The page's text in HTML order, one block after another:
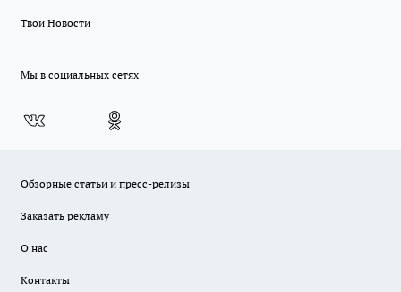
Твои Новости
Мы в социальных сетях
Обзорные статьи и пресс-релизы
Заказать рекламу
О нас
Контакты